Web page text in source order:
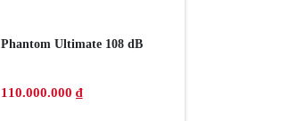
Phantom Ultimate 108 dB
110.000.000 ₫